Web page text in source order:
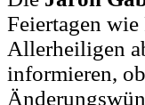
Feiertagen
Allerheiligen
informieren,